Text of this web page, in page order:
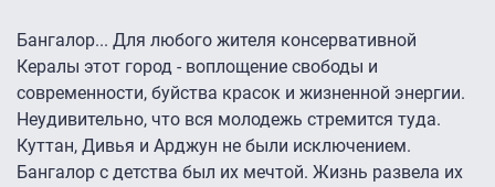
Бангалор... Для любого жителя консервативной
Кералы этот город - воплощение свободы и
современности, буйства красок и жизненной энергии.
Неудивительно, что вся молодежь стремится туда.
Куттан, Дивья и Арджун не были исключением.
Бангалор с детства был их мечтой. Жизнь развела их